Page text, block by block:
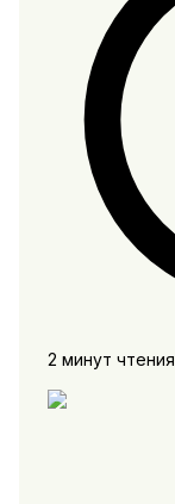
2 минут чтения